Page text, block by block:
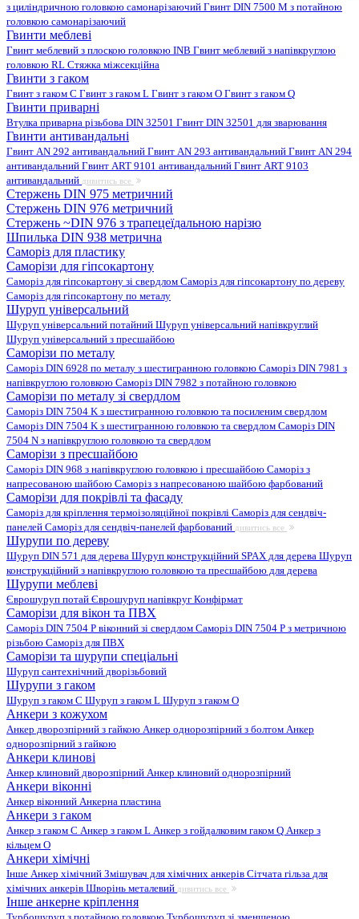
з циліндричною головкою самонарізаючий Гвинт DIN 7500 M з потайною
головкою самонарізаючий
Гвинти меблеві
Гвинт меблевий з плоскою головкою INB Гвинт меблевий з напівкруглою
головкою RL Стяжка міжсекційна
Гвинти з гаком
Гвинт з гаком C Гвинт з гаком L Гвинт з гаком O Гвинт з гаком Q
Гвинти приварні
Втулка приварна різьбова DIN 32501 Гвинт DIN 32501 для зварювання
Гвинти антивандальні
Гвинт AN 292 антивандальний Гвинт AN 293 антивандальний Гвинт AN 294
антивандальний Гвинт ART 9101 антивандальний Гвинт ART 9103
антивандальний дивитись все
Стержень DIN 975 метричний
Стержень DIN 976 метричний
Стержень ~DIN 976 з трапецеїдальною нарізю
Шпилька DIN 938 метрична
Саморіз для пластику
Саморізи для гіпсокартону
Саморіз для гіпсокартону зі свердлом Саморіз для гіпсокартону по дереву
Саморіз для гіпсокартону по металу
Шуруп універсальний
Шуруп універсальний потайний Шуруп універсальний напівкруглий
Шуруп універсальний з пресшайбою
Саморізи по металу
Саморіз DIN 6928 по металу з шестигранною головкою Саморіз DIN 7981 з
напівкруглою головкою Саморіз DIN 7982 з потайною головкою
Саморізи по металу зі свердлом
Саморіз DIN 7504 K з шестигранною головкою та посиленим свердлом
Саморіз DIN 7504 K з шестигранною головкою та свердлом Саморіз DIN
7504 N з напівкруглою головкою та свердлом
Саморізи з пресшайбою
Саморіз DIN 968 з напівкруглою головкою і пресшайбою Саморіз з
напресованою шайбою Саморіз з напресованою шайбою фарбований
Саморізи для покрівлі та фасаду
Саморіз для кріплення термоізоляційної покрівлі Саморіз для сендвіч-
панелей Саморіз для сендвіч-панелей фарбований дивитись все
Шурупи по дереву
Шуруп DIN 571 для дерева Шуруп конструкційний SPAX для дерева Шуруп
конструкційний з напівкруглою головкою та пресшайбою для дерева
Шурупи меблеві
Єврошуруп потай Єврошуруп напівкруг Конфірмат
Саморізи для вікон та ПВХ
Саморіз DIN 7504 P віконний зі свердлом Саморіз DIN 7504 P з метричною
різьбою Саморіз для ПВХ
Саморізи та шурупи спеціальні
Шуруп сантехнічний дворізьбовий
Шурупи з гаком
Шуруп з гаком C Шуруп з гаком L Шуруп з гаком O
Анкери з кожухом
Анкер дворозпірний з гайкою Анкер однорозпірний з болтом Анкер
однорозпірний з гайкою
Анкери клинові
Анкер клиновий дворозпірний Анкер клиновий однорозпірний
Анкери віконні
Анкер віконний Анкерна пластина
Анкери з гаком
Анкер з гаком C Анкер з гаком L Анкер з гойдалковим гаком Q Анкер з
кільцем O
Анкери хімічні
Інше Анкер хімічний Змішувач для хімічних анкерів Сітчата гільза для
хімічних анкерів Шворінь металевий дивитись все
Інше анкерне кріплення